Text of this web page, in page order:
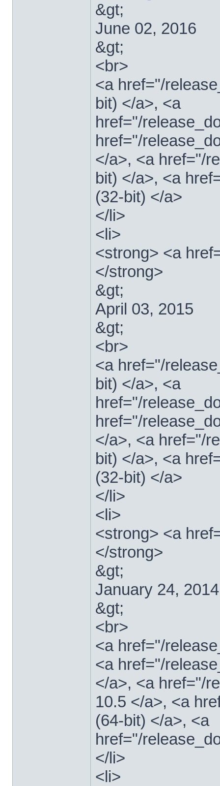
&gt;
June 02, 2016
&gt;
<br>
<a href="/
bit) </a>, <a
href="/
href="/
</a>, <a href="/
bit) </a>, <a
(32-bit) </a>
</li>
<li>
<strong> <a
</strong>
&gt;
April 03, 2015
&gt;
<br>
<a href="/
bit) </a>, <a
href="/
href="/
</a>, <a href="/
bit) </a>, <a
(32-bit) </a>
</li>
<li>
<strong> <a
</strong>
&gt;
January 24, 2014
&gt;
<br>
<a href="/
<a href="/
</a>, <a href="/
10.5 </a>, <a
(64-bit) </a>, <a
href="/
</li>
<li>